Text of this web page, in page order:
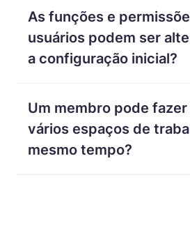
Proprietário.
As funções e
usuários podem ser
a configuração inicial?
Gerentes Executivos podem
permissões dos usuários a
Um membro pode
vários espaços de
mesmo tempo?